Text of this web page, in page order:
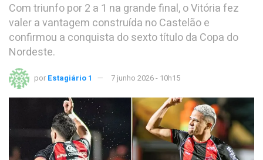
Com triunfo por 2 a 1 na grande final, o Vitória fez
valer a vantagem construída no Castelão e
confirmou a conquista do sexto título da Copa do
Nordeste.
por Estagiário 1 7 junho 2026 - 10h15